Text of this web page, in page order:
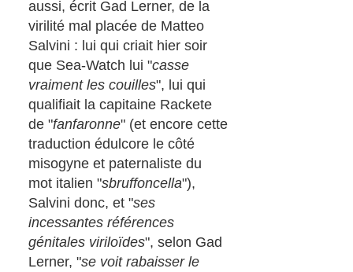
aussi, écrit Gad Lerner, de la
virilité mal placée de Matteo
Salvini : lui qui criait hier soir
que Sea-Watch lui "casse
vraiment les couilles", lui qui
qualifiait la capitaine Rackete
de "fanfaronne" (et encore cette
traduction édulcore le côté
misogyne et paternaliste du
mot italien "sbruffoncella"),
Salvini donc, et "ses
incessantes références
génitales viriloïdes", selon Gad
Lerner, "se voit rabaisser le